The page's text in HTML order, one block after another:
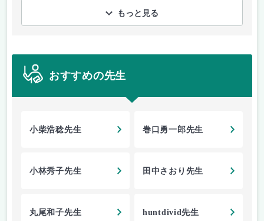
もっと見る
おすすめの先生
小柴浩稔先生 巻口勇一郎先生
小林秀子先生 田中さおり先生
丸尾和子先生 huntdivid先生